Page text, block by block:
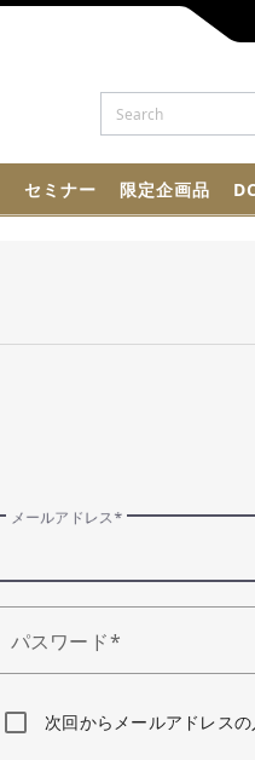
セミナー 限定企画品
メールアドレス
パスワード
次回からメールアドレス